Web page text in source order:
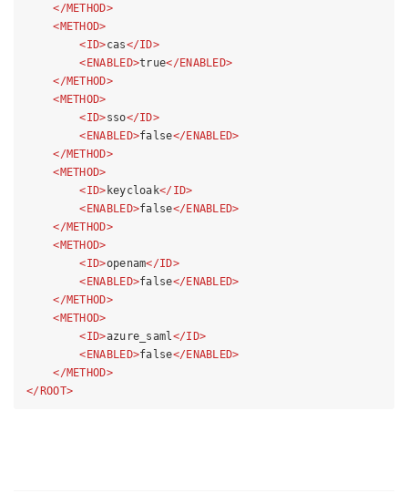
</METHOD>
<METHOD>
<ID>cas</ID>
<ENABLED>true</ENABLED>
</METHOD>
<METHOD>
<ID>sso</ID>
<ENABLED>false</ENABLED>
</METHOD>
<METHOD>
<ID> keycloak</ID>
<ENABLED>false</ENABLED>
</METHOD>
<METHOD>
<ID>openam</ID>
<ENABLED>false</ENABLED>
</METHOD>
<METHOD>
<ID>azure_saml </ID>
<ENABLED>false</ENABLED>
</METHOD>
</ROOT>